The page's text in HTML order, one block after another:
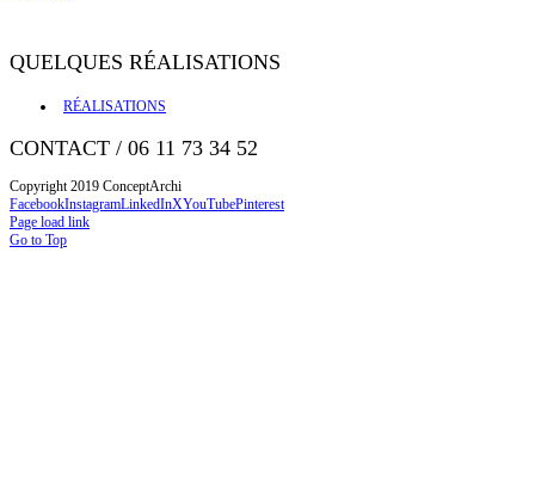
QUELQUES RÉALISATIONS
RÉALISATIONS
CONTACT / 06 11 73 34 52
Copyright 2019 ConceptArchi
FacebookInstagramLinkedInXYouTubePinterest
Page load link
Go to Top